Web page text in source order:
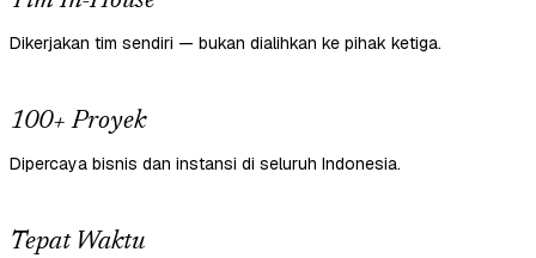
Dikerjakan tim sendiri — bukan dialihkan ke pihak ketiga.
100+ Proyek
Dipercaya bisnis dan instansi di seluruh Indonesia.
Tepat Waktu